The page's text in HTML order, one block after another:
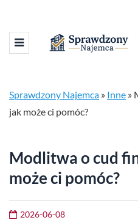
Sprawdzony Najemca » Inne »
jak może ci pomóc?
Modlitwa o cud
może ci pomóc?
2026-06-08